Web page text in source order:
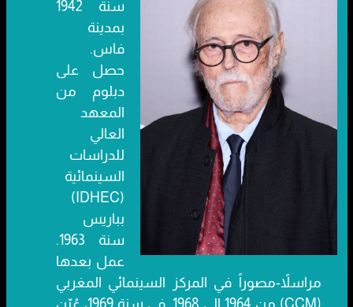
سنة 1942
بمدينة
فاس.
حصل على
دبلوم من
المعهد
العالي
للدراسات
السينمائية
(IDHEC)
بباريس
سنة 1963.
عمل بعدها
مراسلاً-مصوراً في المركز السينمائي المغربي
(CCM) من 1964 إلى 1968. في سنة 1969، عُيّن